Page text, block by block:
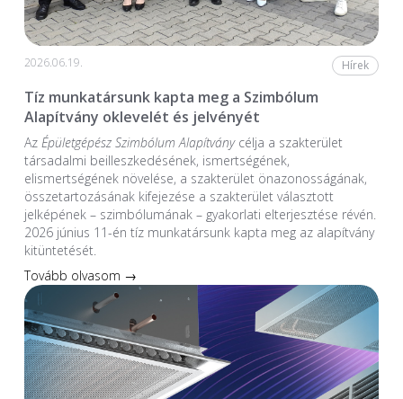
2026.06.19. Hírek
Tíz munkatársunk kapta meg a Szimbólum
Alapítvány oklevelét és jelvényét
Az Épületgépész Szimbólum Alapítványcélja a szakterület
társadalmi beilleszkedésének, ismertségének,
elismertségének növelése, a szakterület önazonosságának,
összetartozásának kifejezése a szakterület választott
jelképének – szimbólumának – gyakorlati elterjesztése révén.
2026 június 11-én tíz munkatársunk kapta meg az alapítvány
kitüntetését.
Tovább olvasom →